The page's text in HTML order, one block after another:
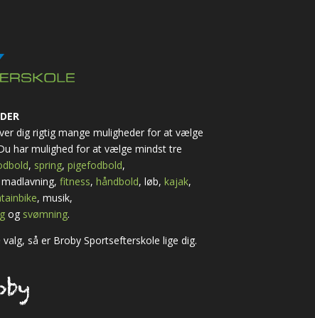
dig rigtig mange muligheder for at vælge
har mulighed for at vælge mindst tre
, spring, pigefodbold,
fitness, håndbold, løb, kajak,
, musik,
og svømning.
så er Broby Sportsefterskole lige dig.